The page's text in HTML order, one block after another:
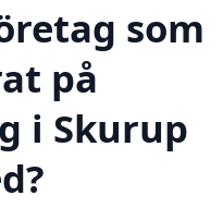
som
på
i Skurup